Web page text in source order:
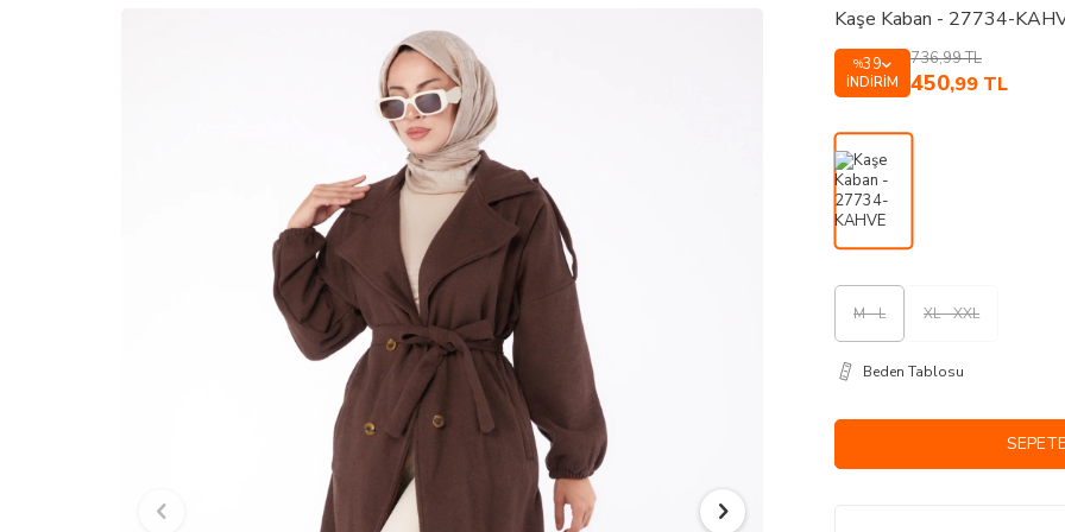
Kaşe Kaban - 27734-
%39
İNDIRIM
736,99TL
450,99 TL
M - L XL - XXL
Beden Tablosu